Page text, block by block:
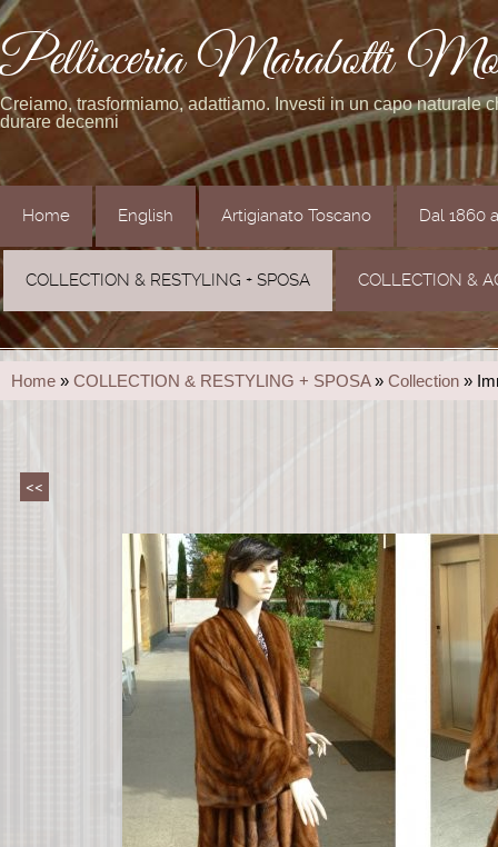
Pellicceria Marabotti
Creiamo, trasformiamo, adattiamo. Investi in un capo naturale
durare decenni
Home English Artigianato Toscano Dal 1860
COLLECTION & RESTYLING + SPOSA COLLECTION &
Home » COLLECTION & RESTYLING + SPOSA» Collection »
<<